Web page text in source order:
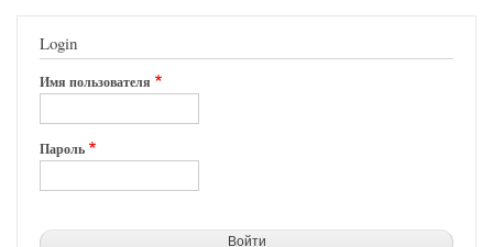
Login
Имя пользователя
Пароль